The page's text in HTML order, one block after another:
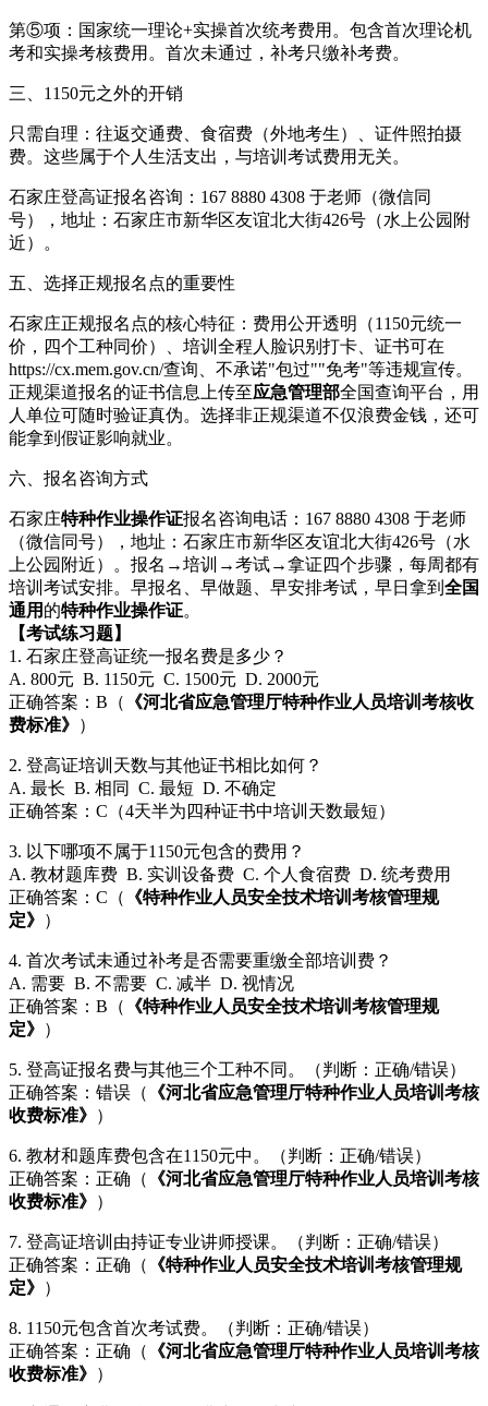
第⑤项：国家统一理论+实操首次统考费用。包含首次理论机
考和实操考核费用。首次未通过，补考只缴补考费。
三、1150元之外的开销
只需自理：往返交通费、食宿费（外地考生）、证件照拍摄
费。这些属于个人生活支出，与培训考试费用无关。
石家庄登高证报名咨询：167 8880 4308 于老师（微信同
号），地址：石家庄市新华区友谊北大街426号（水上公园附
近）。
五、选择正规报名点的重要性
石家庄正规报名点的核心特征：费用公开透明（1150元统一
价，四个工种同价）、培训全程人脸识别打卡、证书可在
https://cx.mem.gov.cn/查询、不承诺"包过""免考"等违规宣传。
正规渠道报名的证书信息上传至应急管理部全国查询平台，用
人单位可随时验证真伪。选择非正规渠道不仅浪费金钱，还可
能拿到假证影响就业。
六、报名咨询方式
石家庄特种作业操作证报名咨询电话：167 8880 4308 于老师
（微信同号），地址：石家庄市新华区友谊北大街426号（水
上公园附近）。报名→培训→考试→拿证四个步骤，每周都有
培训考试安排。早报名、早做题、早安排考试，早日拿到 全国
通用 的特种作业操作证。
【考试练习题】
1. 石家庄登高证统一报名费是多少？
A. 800元 B. 1150元 C. 1500元 D. 2000元
正确答案：B（
《河北省应急管理厅特种作业人员培训考核收
费标准》 ）
2. 登高证培训天数与其他证书相比如何？
A. 最长 B. 相同 C. 最短 D. 不确定
正确答案：C（4天半为四种证书中培训天数最短）
3. 以下哪项不属于1150元包含的费用？
A. 教材题库费 B. 实训设备费 C. 个人食宿费 D. 统考费用
正确答案：C（
《特种作业人员安全技术培训考核管理规
定》 ）
4. 首次考试未通过补考是否需要重缴全部培训费？
A. 需要 B. 不需要 C. 减半 D. 视情况
正确答案：B（
《特种作业人员安全技术培训考核管理规
定》 ）
5. 登高证报名费与其他三个工种不同。（判断：正确/错误）
正确答案：错误（
《河北省应急管理厅特种作业人员培训考核
收费标准》 ）
6. 教材和题库费包含在1150元中。（判断：正确/错误）
正确答案：正确（
《河北省应急管理厅特种作业人员培训考核
收费标准》 ）
7. 登高证培训由持证专业讲师授课。（判断：正确/错误）
正确答案：正确（
《特种作业人员安全技术培训考核管理规
定》 ）
8. 1150元包含首次考试费。（判断：正确/错误）
正确答案：正确（
《河北省应急管理厅特种作业人员培训考核
收费标准》 ）